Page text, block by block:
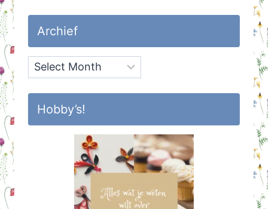
Archief
Archief
Hobby’s!